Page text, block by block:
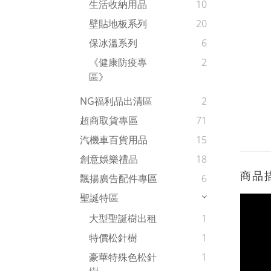
生活收納用品
10
壁貼地板系列
20
保冰溫系列
6
《健康防疫專
區》
2
NG福利品出清區
2
超商取貨專區
71
汽機車百貨用品
15
創意娛樂禮品
18
飄揚廣告配件專區
6
聖誕特區
大型聖誕樹出租
1
特價松針樹
1
豪華特殊色松針
1
商品